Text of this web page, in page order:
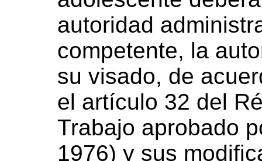
autoridad
competente, la
su visado, de
el artículo 32 del
Trabajo aprobado
1976) y sus